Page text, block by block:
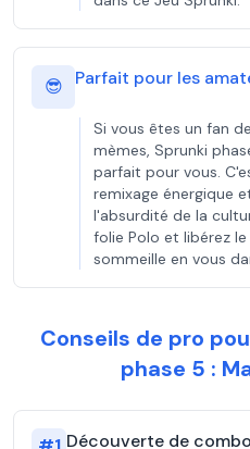
😎 Parfait pour les
Si vous êtes un fan
mèmes, Sprunki
parfait pour vous.
remixage énergique
l'absurdité de la
folie Polo et libérez
sommeille en vous
Conseils de pro
phase 5 :
Découverte de